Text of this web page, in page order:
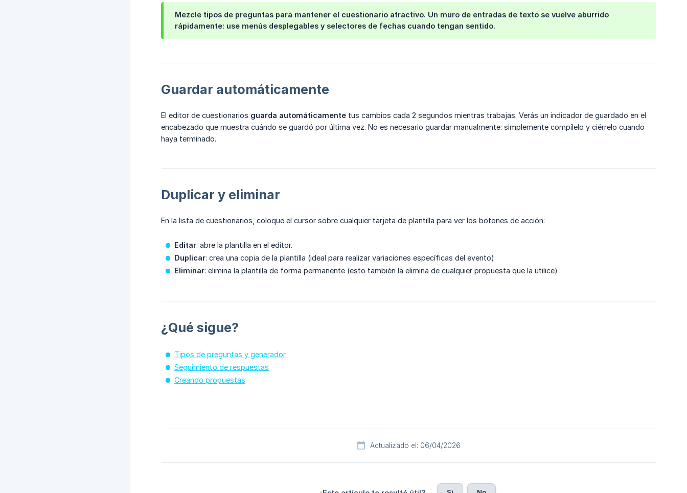
Mezcle tipos de preguntas para mantener el cuestionario atractivo. Un muro de entradas de texto se vuelve aburrido
rápidamente: use menús desplegables y selectores de fechas cuando tengan sentido.
Guardar automáticamente
El editor de cuestionarios guarda automáticamente tus cambios cada 2 segundos mientras trabajas. Verás un indicador de guardado en el
encabezado que muestra cuándo se guardó por última vez. No es necesario guardar manualmente: simplemente compílelo y ciérrelo cuando
haya terminado.
Duplicar y eliminar
En la lista de cuestionarios, coloque el cursor sobre cualquier tarjeta de plantilla para ver los botones de acción:
Editar: abre la plantilla en el editor.
Duplicar: crea una copia de la plantilla (ideal para realizar variaciones específicas del evento)
Eliminar: elimina la plantilla de forma permanente (esto también la elimina de cualquier propuesta que la utilice)
¿Qué sigue?
Tipos de preguntas y generador
Seguimiento de respuestas
Creando propuestas
Actualizado el: 06/04/2026